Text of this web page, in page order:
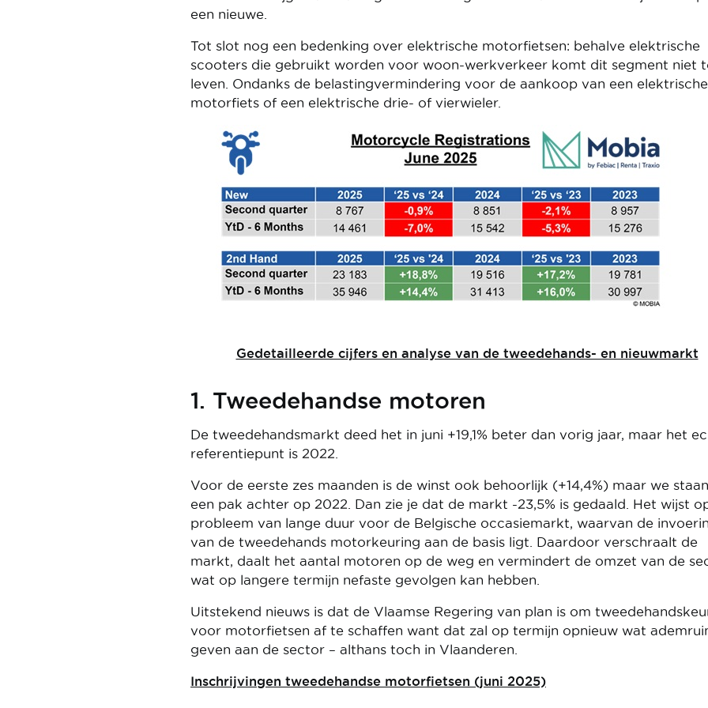
een nieuwe.
Tot slot nog een bedenking over elektrische motorfietsen: behalve elektrische
scooters die gebruikt worden voor woon-werkverkeer komt dit segment niet
leven. Ondanks de belastingvermindering voor de aankoop van een elektrische
motorfiets of een elektrische drie- of vierwieler.
Image
Gedetailleerde cijfers en analyse van de tweedehands- en nieuwmarkt
1. Tweedehandse motoren
De tweedehandsmarkt deed het in juni +19,1% beter dan vorig jaar, maar het
referentiepunt is 2022.
Voor de eerste zes maanden is de winst ook behoorlijk (+14,4%) maar we
een pak achter op 2022. Dan zie je dat de markt -23,5% is gedaald. Het wijst
probleem van lange duur voor de Belgische occasiemarkt, waarvan de
van de tweedehands motorkeuring aan de basis ligt. Daardoor verschraalt de
markt, daalt het aantal motoren op de weg en vermindert de omzet van de
wat op langere termijn nefaste gevolgen kan hebben.
Uitstekend nieuws is dat de Vlaamse Regering van plan is om
voor motorfietsen af te schaffen want dat zal op termijn opnieuw wat
geven aan de sector – althans toch in Vlaanderen.
Inschrijvingen tweedehandse motorfietsen (juni 2025)